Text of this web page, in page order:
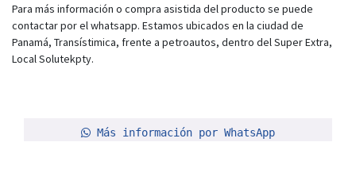
Para más información o compra asistida del producto se puede
contactar por el whatsapp. Estamos ubicados en la ciudad de
Panamá, Transístimica, frente a petroautos, dentro del Super Extra,
Local Solutekpty.
Más información por WhatsApp